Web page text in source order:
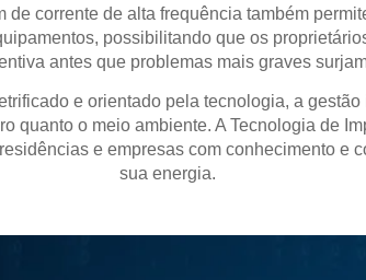
de corrente de alta frequência também
possibilitando que os
antes que problemas mais graves
e orientado pela tecnologia, a
quanto o meio ambiente. A Tecnologia de
e empresas com conhecimento e
sua energia.